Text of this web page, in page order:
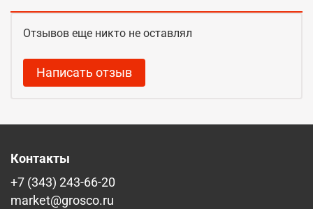
Отзывов еще никто не оставлял
Написать отзыв
Контакты
+7 (343) 243-66-20
market@grosco.ru